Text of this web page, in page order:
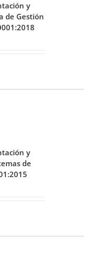
y
de Gestión
y
de